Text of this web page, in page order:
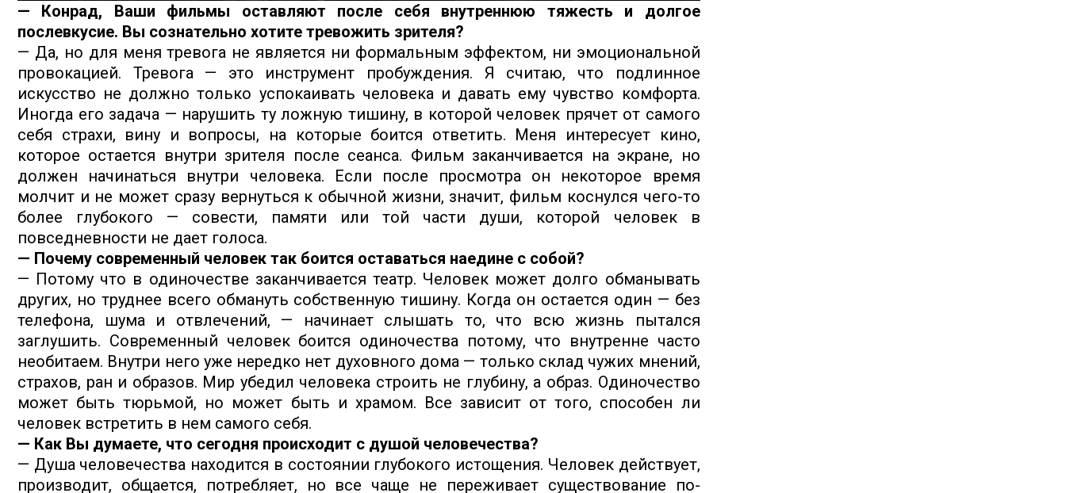
— Конрад, Ваши фильмы оставляют после себя внутреннюю тяжесть и долгое
послевкусие. Вы сознательно хотите тревожить зрителя?
— Да, но для меня тревога не является ни формальным эффектом, ни эмоциональной
провокацией. Тревога — это инструмент пробуждения. Я считаю, что подлинное
искусство не должно только успокаивать человека и давать ему чувство комфорта.
Иногда его задача — нарушить ту ложную тишину, в которой человек прячет от самого
себя страхи, вину и вопросы, на которые боится ответить. Меня интересует кино,
которое остается внутри зрителя после сеанса. Фильм заканчивается на экране, но
должен начинаться внутри человека. Если после просмотра он некоторое время
молчит и не может сразу вернуться к обычной жизни, значит, фильм коснулся чего-то
более глубокого — совести, памяти или той части души, которой человек в
повседневности не дает голоса.
— Почему современный человек так боится оставаться наедине с собой?
— Потому что в одиночестве заканчивается театр. Человек может долго обманывать
других, но труднее всего обмануть собственную тишину. Когда он остается один — без
телефона, шума и отвлечений, — начинает слышать то, что всю жизнь пытался
заглушить. Современный человек боится одиночества потому, что внутренне часто
необитаем. Внутри него уже нередко нет духовного дома — только склад чужих мнений,
страхов, ран и образов. Мир убедил человека строить не глубину, а образ. Одиночество
может быть тюрьмой, но может быть и храмом. Все зависит от того, способен ли
человек встретить в нем самого себя.
— Как Вы думаете, что сегодня происходит с душой человечества?
— Душа человечества находится в состоянии глубокого истощения. Человек действует,
производит, общается, потребляет, но все чаще не переживает существование по-